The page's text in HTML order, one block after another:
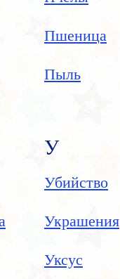
Пшеница
Пыль
У
Убийство
Украшения
Уксус